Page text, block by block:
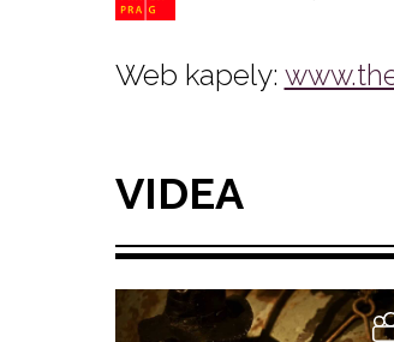
Web kapely:
VIDEA